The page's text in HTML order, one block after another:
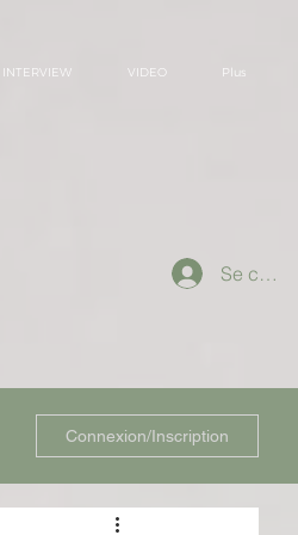
INTERVIEW VIDEO Plus
Se
Connexion/Inscription